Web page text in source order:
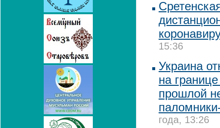
15:36
Украина
на
прошлой
года, 13:26